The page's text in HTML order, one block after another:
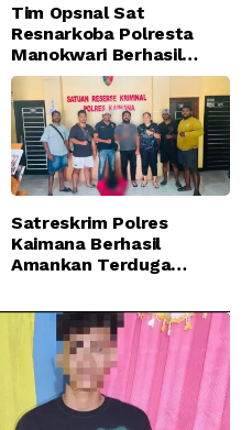
Tim Opsnal Sat
Resnarkoba Polresta
Manokwari Berhasil
Ungkap Kasus Tindak
Pidana Narkotika
Golongan I Jenis Shabu
di SP 4 Distrik Prafi kab.
Manokwari
Satreskrim Polres
Kaimana Berhasil
Amankan Terduga
Menggunakan Senjata
Tajam